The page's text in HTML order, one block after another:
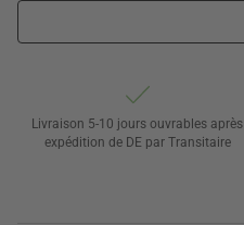
Livraison 5-10 jours ouvrables après
expédition de DE par Transitaire